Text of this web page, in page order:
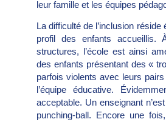
leur famille et les équipes
La difficulté de l’inclusion réside
profil des enfants accueillis.
structures, l’école est ainsi
des enfants présentant des «
parfois violents avec leurs
l’équipe éducative.
acceptable. Un enseignant
punching-ball. Encore une